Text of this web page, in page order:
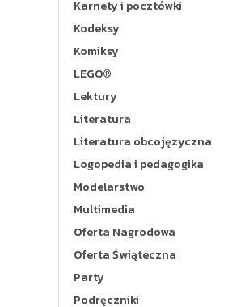
Karnety i pocztówki
Kodeksy
Komiksy
LEGO®
Lektury
Literatura
Literatura obcojęzyczna
Logopedia i pedagogika
Modelarstwo
Multimedia
Oferta Nagrodowa
Oferta Świąteczna
Party
Podręczniki